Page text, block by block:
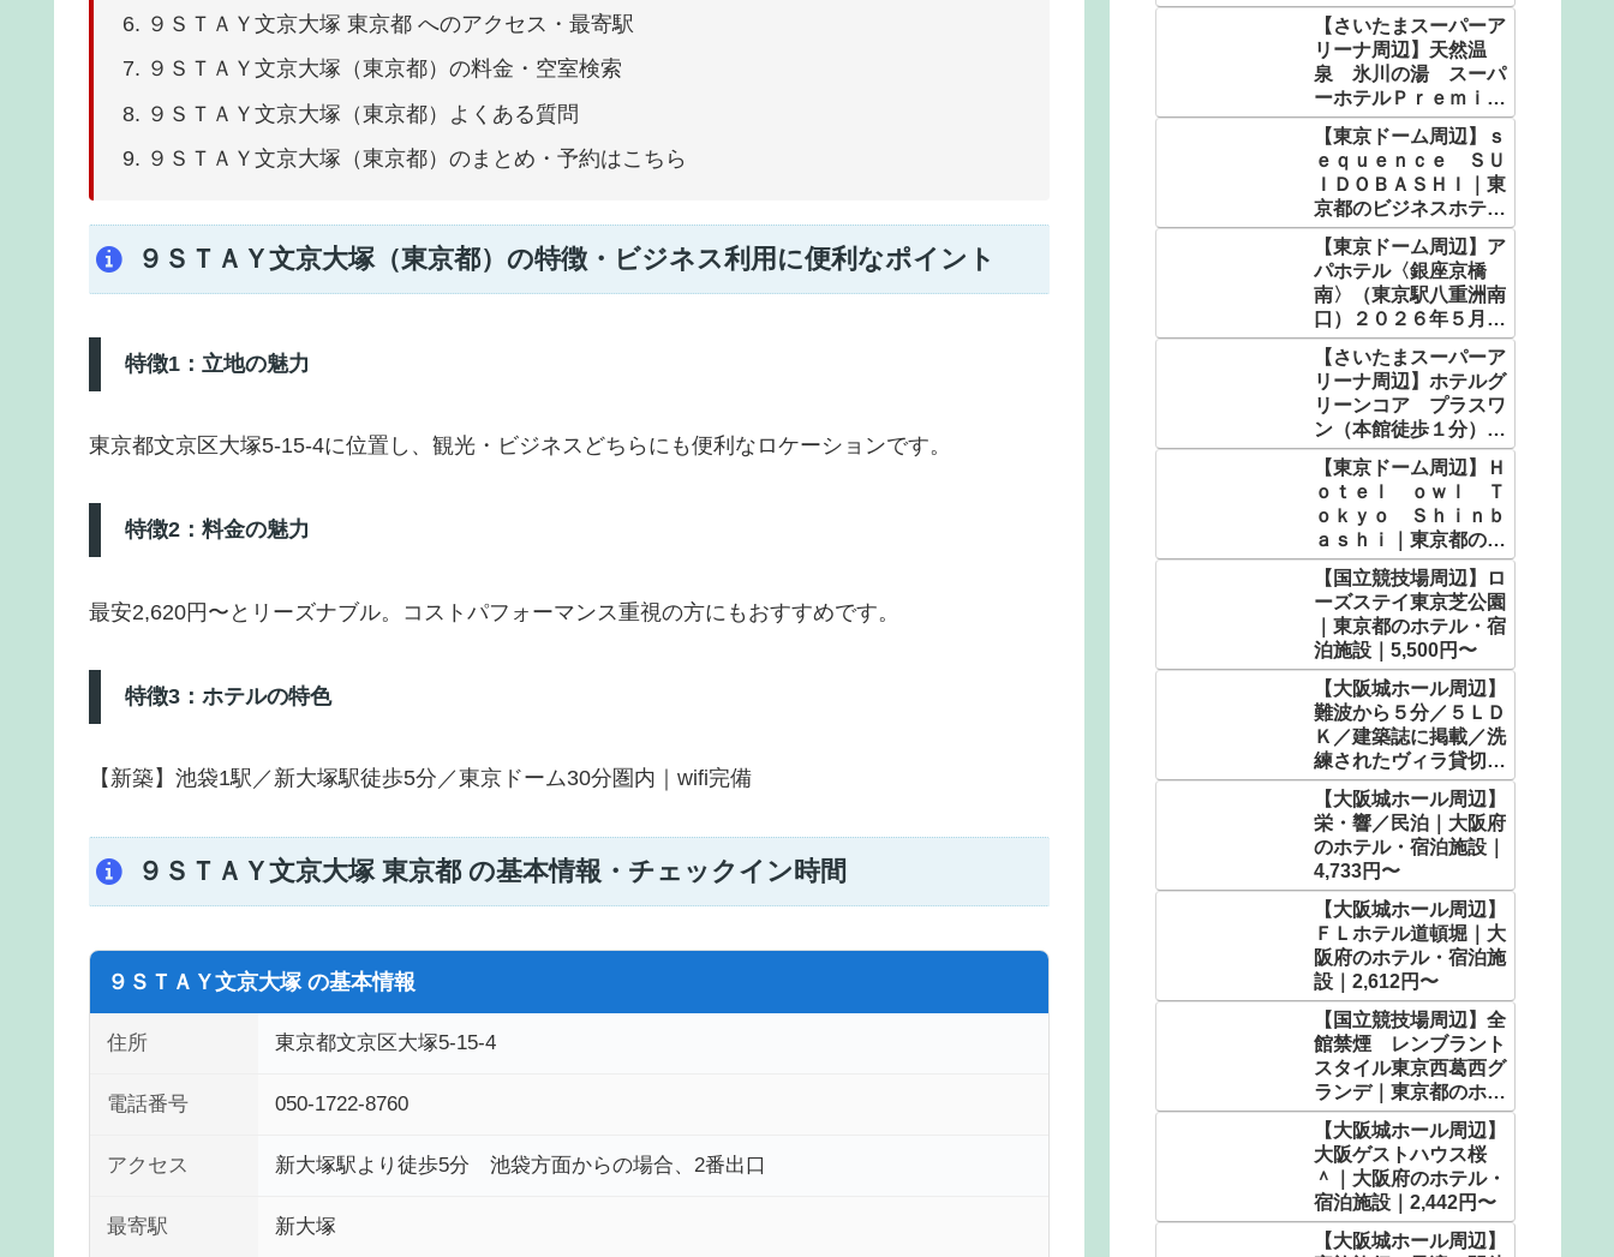
９ＳＴＡＹ文京大塚 東京都 へのアクセス・最寄駅
９ＳＴＡＹ文京大塚（東京都）の料金・空室検索
９ＳＴＡＹ文京大塚（東京都）よくある質問
９ＳＴＡＹ文京大塚（東京都）のまとめ・予約はこちら
９ＳＴＡＹ文京大塚（東京都）の特徴・ビジネス利用に便利なポイント
特徴1：立地の魅力
東京都文京区大塚5-15-4に位置し、観光・ビジネスどちらにも便利なロケーションです。
特徴2：料金の魅力
最安2,620円〜とリーズナブル。コストパフォーマンス重視の方にもおすすめです。
特徴3：ホテルの特色
【新築】池袋1駅／新大塚駅徒歩5分／東京ドーム30分圏内｜wifi完備
９ＳＴＡＹ文京大塚 東京都 の基本情報・チェックイン時間
９ＳＴＡＹ文京大塚 の基本情報
住所 東京都文京区大塚5-15-4
電話番号 050-1722-8760
アクセス 新大塚駅より徒歩5分 池袋方面からの場合、2番出口
最寄駅 新大塚
7,000円〜
【さいたまスーパーア
リーナ周辺】天然温
泉 氷川の湯 スーパ
ーホテルＰｒｅｍｉｅ
ｒさいたま・大宮駅東
口｜埼玉県の人気温泉
｜4,982円〜
【東京ドーム周辺】ｓ
ｅｑｕｅｎｃｅ ＳＵ
ＩＤＯＢＡＳＨＩ｜東
京都のビジネスホテル
｜3,564円〜
【東京ドーム周辺】ア
パホテル〈銀座京橋
南〉（東京駅八重洲南
口）２０２６年５月客
室設備リニューアル｜
東京都のビジネスホテ
ル｜5,130円〜
【さいたまスーパーア
リーナ周辺】ホテルグ
リーンコア プラスワ
ン（本館徒歩１分）｜
埼玉県の人気温泉｜
4,900円〜
【東京ドーム周辺】Ｈ
ｏｔｅｌ ｏｗｌ Ｔ
ｏｋｙｏ Ｓｈｉｎｂ
ａｓｈｉ｜東京都のビ
ジネスホテル｜2,600
円〜
【国立競技場周辺】ロ
ーズステイ東京芝公園
｜東京都のホテル・宿
泊施設｜5,500円〜
【大阪城ホール周辺】
難波から５分／５ＬＤ
Ｋ／建築誌に掲載／洗
練されたヴィラ貸切で
想い出に残る時間
を。 ＾｜大阪府のホ
テル・宿泊施設｜
9,466円〜
【大阪城ホール周辺】
栄・響／民泊｜大阪府
のホテル・宿泊施設｜
4,733円〜
【大阪城ホール周辺】
ＦＬホテル道頓堀｜大
阪府のホテル・宿泊施
設｜2,612円〜
【国立競技場周辺】全
館禁煙 レンブラント
スタイル東京西葛西グ
ランデ｜東京都のホテ
ル・宿泊施設｜3,480
円〜
【大阪城ホール周辺】
大阪ゲストハウス桜
＾｜大阪府のホテル・
宿泊施設｜2,442円〜
【大阪城ホール周辺】